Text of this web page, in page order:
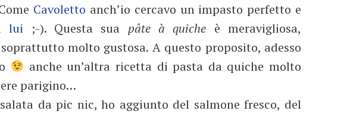
Cavoletto anch’io cercavo un impasto perfetto e
lui ;-). Questa sua pâte à quiche è meravigliosa,
molto gustosa. A questo proposito, adesso
anche un’altra ricetta di pasta da quiche molto
parigino…
da pic nic, ho aggiunto del salmone fresco, del